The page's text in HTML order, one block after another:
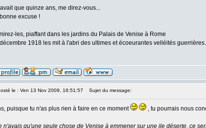
que quinze ans, me direz-vous...
excuse !
les, piaffant dans les jardins du Palais de Venise à Rome
1918 les mit à l'abri des ultimes et écoeurantes velléités
le : Ven 13 Nov 2009, 16:51:57 Sujet du message:
puisque tu n'as plus rien à faire en ce moment , tu pourrais nous
n'avais qu'une seule chose de Venise à emmener sur une ile déserte, ce